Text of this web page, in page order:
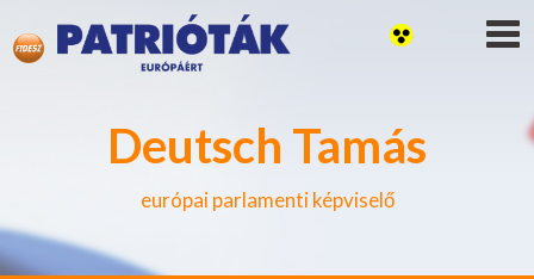
Deutsch Tamás
európai parlamenti képviselő